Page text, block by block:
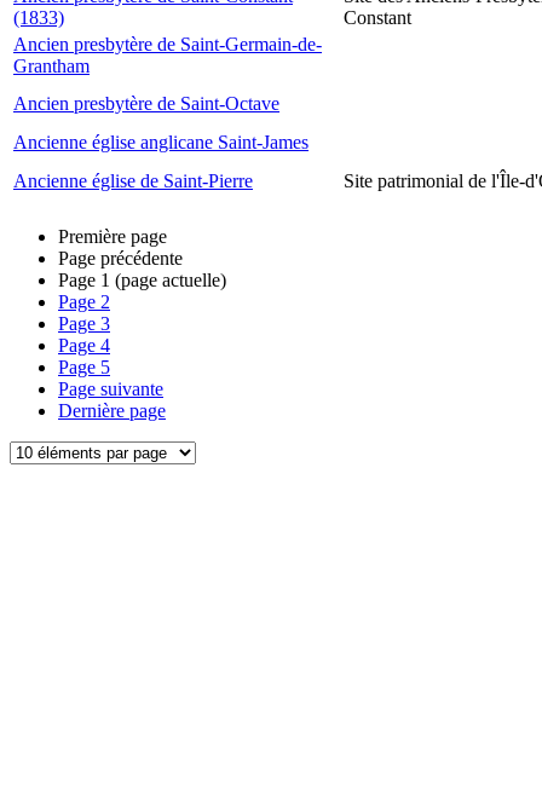
(1833)
Constant
Ancien presbytère de Saint-Germain-de-
Grantham
Ancien presbytère de Saint-Octave
Ancienne église anglicane Saint-James
Ancienne église de Saint-Pierre
Site patrimonial de l'Île-
Première page
Page précédente
Page 1 (page actuelle)
Page 2
Page 3
Page 4
Page 5
Page suivante
Dernière page